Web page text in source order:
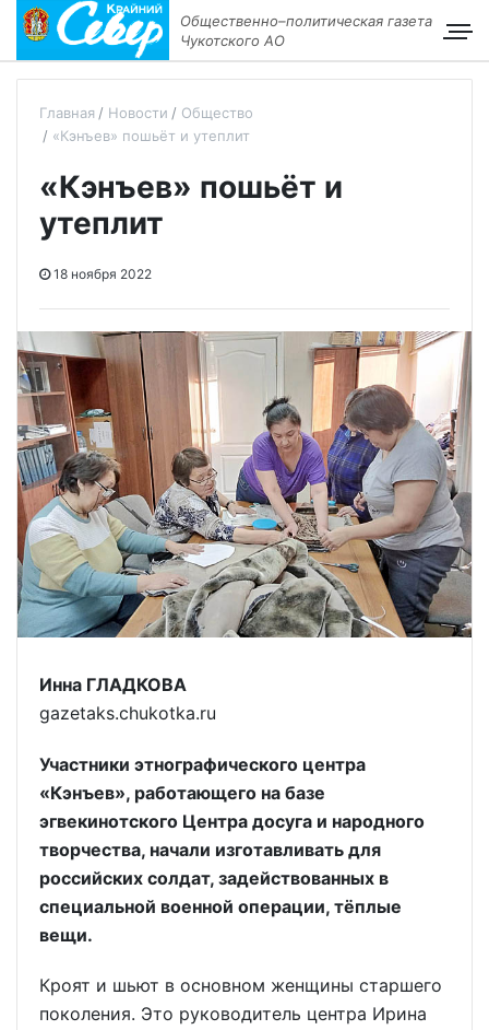
Общественно–политическая газета
Чукотского АО
Главная Новости
Общество
«Кэнъев» пошьёт и утеплит
«Кэнъев» пошьёт и
утеплит
18 ноября 2022
Инна ГЛАДКОВА
gazetaks.chukotka.ru
Участники этнографического центра
«Кэнъев», работающего на базе
эгвекинотского Центра досуга и народного
творчества, начали изготавливать для
российских солдат, задействованных в
специальной военной операции, тёплые
вещи.
Кроят и шьют в основном женщины старшего
поколения. Это руководитель центра Ирина